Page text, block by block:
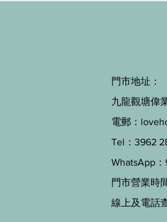
門市地址：
九龍觀塘偉
電郵：
Tel：3962
WhatsApp：
門市營業時
線上及電話